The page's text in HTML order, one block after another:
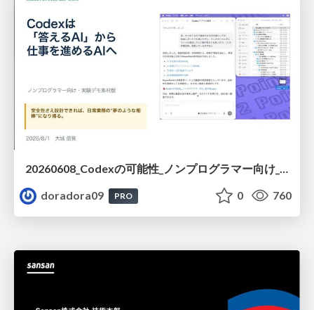
20260608_Codexの可能性_ノンプログラマー向け_大城追記
doradora09
PRO 0 760